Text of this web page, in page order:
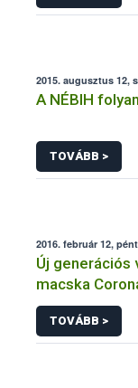
2015. augusztus 12,
A NÉBIH
TOVÁBB >
2016. február 12,
Új
macska
TOVÁBB >